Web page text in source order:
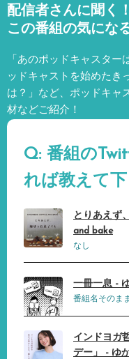
配信者さんに聞く！
この番組の気にな
「あのポッドキャスタ
ッドキャストを始めたき
は？」など、 ポッドキャ
材などご紹介！
Q: 番組の
れば教えて
とりあえず
and bake
なし
一冊一息 -
番組名そのま
インドヨガ
デー」 - ゆ